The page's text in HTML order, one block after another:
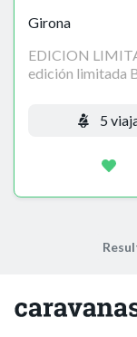
Girona
EDICION
edición limitada
5